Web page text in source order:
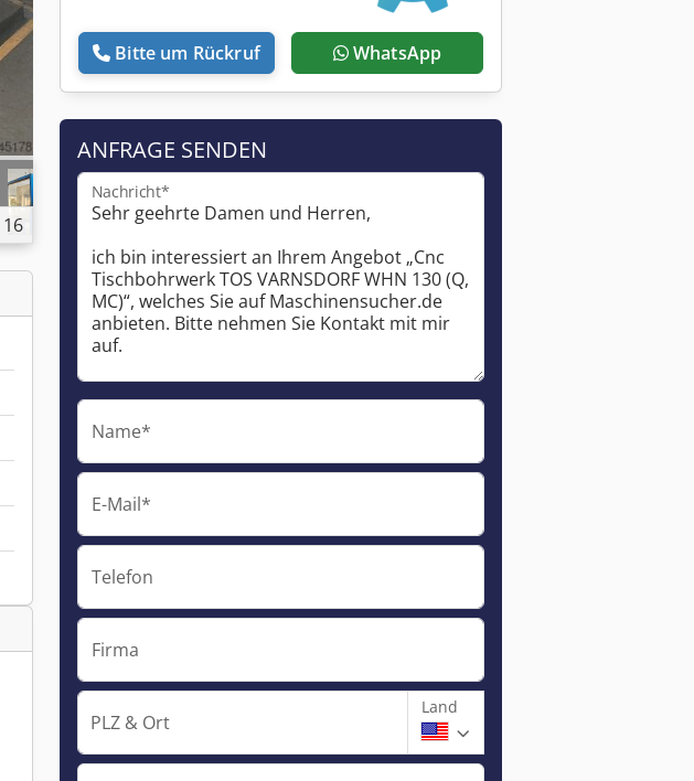
16
Bitte um Rückruf WhatsApp
ANFRAGE SENDEN
Nachricht*
Name*
E-Mail*
Telefon
Firma
PLZ & Ort
Land